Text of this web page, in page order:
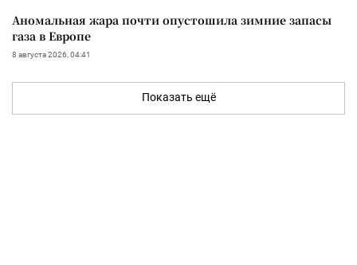
Аномальная жара почти опустошила зимние запасы
газа в Европе
8 августа 2026, 04:41
Показать ещё